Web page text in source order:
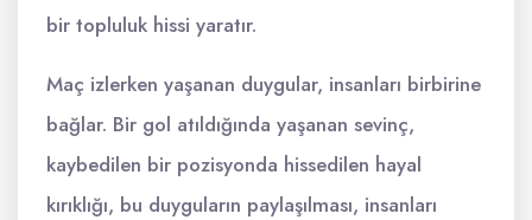
bir topluluk hissi yaratır.
Maç izlerken yaşanan duygular, insanları birbirine
bağlar. Bir gol atıldığında yaşanan sevinç,
kaybedilen bir pozisyonda hissedilen hayal
kırıklığı, bu duyguların paylaşılması, insanları